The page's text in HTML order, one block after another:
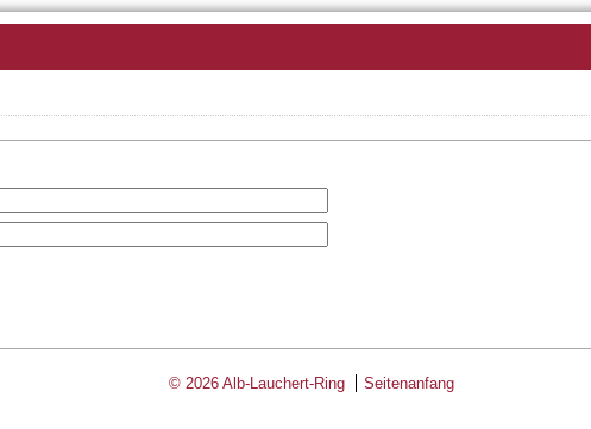
© 2026 Alb-Lauchert-Ring Seitenanfang